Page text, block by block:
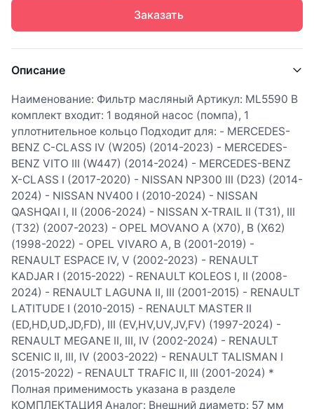
Заказать
Описание
Наименование: Фильтр масляный Артикул: ML5590 В
комплект входит: 1 водяной насос (помпа), 1
уплотнительное кольцо Подходит для: - MERCEDES-
BENZ C-CLASS IV (W205) (2014-2023) - MERCEDES-
BENZ VITO III (W447) (2014-2024) - MERCEDES-BENZ
X-CLASS I (2017-2020) - NISSAN NP300 III (D23) (2014-
2024) - NISSAN NV400 I (2010-2024) - NISSAN
QASHQAI I, II (2006-2024) - NISSAN X-TRAIL II (T31), III
(T32) (2007-2023) - OPEL MOVANO A (X70), B (X62)
(1998-2022) - OPEL VIVARO A, B (2001-2019) -
RENAULT ESPACE IV, V (2002-2023) - RENAULT
KADJAR I (2015-2022) - RENAULT KOLEOS I, II (2008-
2024) - RENAULT LAGUNA II, III (2001-2015) - RENAULT
LATITUDE I (2010-2015) - RENAULT MASTER II
(ED,HD,UD,JD,FD), III (EV,HV,UV,JV,FV) (1997-2024) -
RENAULT MEGANE II, III, IV (2002-2024) - RENAULT
SCENIC II, III, IV (2003-2022) - RENAULT TALISMAN I
(2015-2022) - RENAULT TRAFIC II, III (2001-2024) *
Полная применимость указана в разделе
КОМПЛЕКТАЦИЯ Аналог: Внешний диаметр: 57 мм